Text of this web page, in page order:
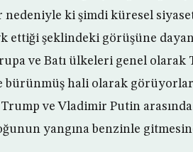
nedeniyle ki şimdi küresel
ettiği şeklindeki görüşüne
ve Batı ülkeleri genel olarak
bürünmüş hali olarak
ve Vladimir Putin arasında
yangına benzinle